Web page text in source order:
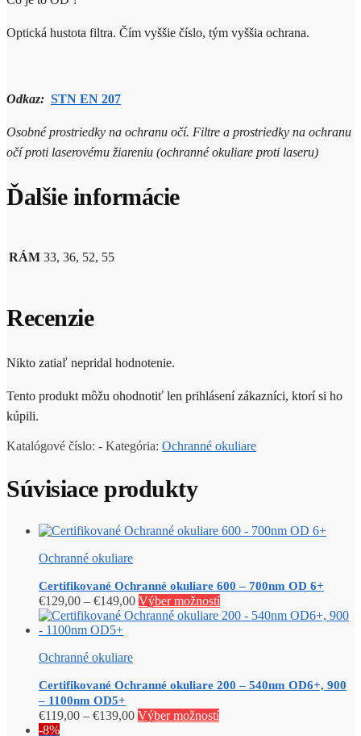
Optická hustota filtra. Čím vyššie číslo, tým vyššia ochrana.
Odkaz: STN EN 207
Osobné prostriedky na ochranu očí. Filtre a prostriedky na ochranu
očí proti laserovému žiareniu (ochranné okuliare proti laseru)
Ďalšie informácie
RÁM 33, 36, 52, 55
Recenzie
Nikto zatiaľ nepridal hodnotenie.
Tento produkt môžu ohodnotiť len prihlásení zákazníci, ktorí si ho
kúpili.
Katalógové číslo: - Kategória: Ochranné okuliare
Súvisiace produkty
Ochranné okuliare
Certifikované Ochranné okuliare 600 – 700nm OD 6+
€129,00 – €149,00Price
range:
Výber možnostíTento
produkt
si
Ochranné okuliare
Certifikované Ochranné okuliare 200 – 540nm OD6+, 900
– 1100nm OD5+
€119,00 – €139,00Price
Výber možnostíTento
-8%